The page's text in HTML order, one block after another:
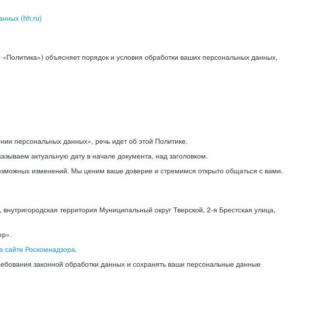
(hh.ru)
объясняет порядок и условия обработки ваших персональных данных,
персональных данных», речь идет об этой Политике.
актуальную дату в начале документа, над заголовком.
изменений. Мы ценим ваше доверие и стремимся открыто общаться с вами.
территория Муниципальный округ Тверской, 2-я Брестская улица,
сайте Роскомнадзора.
законной обработки данных и сохранять ваши персональные данные